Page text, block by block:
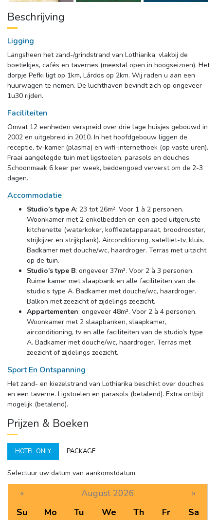
Beschrijving
Ligging
Langsheen het zand-/grindstrand van Lothiarika, vlakbij de
boetiekjes, cafés en tavernes (meestal open in hoogseizoen). Het
dorpje Pefki ligt op 1km, Lárdos op 2km. Wij raden u aan een
huurwagen te nemen. De luchthaven bevindt zich op ongeveer
1u30 rijden.
Faciliteiten
Omvat 12 eenheden verspreid over drie lage huisjes gebouwd in
2002 en uitgebreid in 2010. In het hoofdgebouw liggen de
receptie, tv-kamer (plasma) en wifi-internethoek (op vaste uren).
Fraai aangelegde tuin met ligstoelen, parasols en douches.
Schoonmaak 6 keer per week, beddengoed ververst om de 2-3
dagen.
Accommodatie
Studio’s type A: 23 tot 26m². Voor 1 à 2 personen.
Woonkamer met 2 enkelbedden en een goed uitgeruste
kitchenette (waterkoker, koffiezetapparaat, broodrooster,
strijkijzer en strijkplank). Airconditioning, satelliet-tv, kluis.
Badkamer met douche/wc, haardroger. Terras met uitzicht
op de tuin.
Studio’s type B: ongeveer 37m². Voor 2 à 3 personen.
Ruime kamer met slaapbank en alle faciliteiten van de
studio’s type A. Badkamer met douche/wc, haardroger.
Balkon met zeezicht of zijdelings zeezicht.
Appartementen: ongeveer 48m². Voor 2 à 4 personen.
Woonkamer met 2 slaapbanken, slaapkamer,
airconditioning, tv en alle faciliteiten van de studio’s type
A. Badkamer met douche/wc, haardroger. Terras met
zeezicht of zijdelings zeezicht.
Sport En Ontspanning
Het zand- en kiezelstrand van Lothiarika beschikt over douches
en een taverne. Ligstoelen en parasols (betalend). Extra ontbijt
mogelijk (betalend).
Prijzen & Boeken
HOTEL ONLY PACKAGE
Selectuur uw datum van aankomstdatum
« August 2026
»
Su
Mo Tu We Th Fr Sa